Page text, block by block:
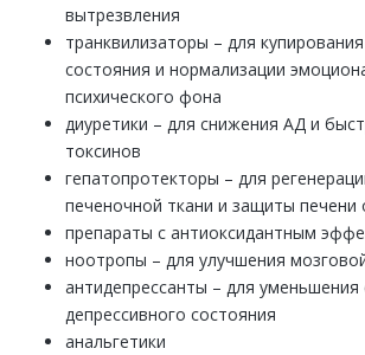
вытрезвления
транквилизаторы – для
состояния и нормализации
психического фона
диуретики – для снижения АД и
токсинов
гепатопротекторы – для
печеночной ткани и защиты печени
препараты с антиоксидантным
ноотропы – для улучшения
антидепрессанты – для
депрессивного состояния
анальгетики